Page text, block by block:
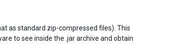
as standard zip-compressed files). This
to see inside the .jar archive and obtain